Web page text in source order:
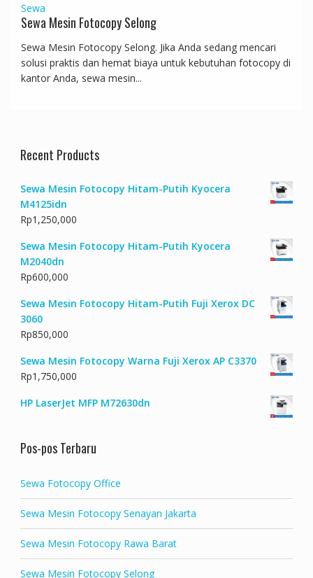
Sewa
Sewa Mesin Fotocopy Selong
Sewa Mesin Fotocopy Selong. Jika Anda sedang mencari
solusi praktis dan hemat biaya untuk kebutuhan fotocopy di
kantor Anda, sewa mesin...
Recent Products
Sewa Mesin Fotocopy Hitam-Putih Kyocera
M4125idn
Rp1,250,000
Sewa Mesin Fotocopy Hitam-Putih Kyocera
M2040dn
Rp600,000
Sewa Mesin Fotocopy Hitam-Putih Fuji Xerox DC
3060
Rp850,000
Sewa Mesin Fotocopy Warna Fuji Xerox AP C3370
Rp1,750,000
HP LaserJet MFP M72630dn
Pos-pos Terbaru
Sewa Fotocopy Office
Sewa Mesin Fotocopy Senayan Jakarta
Sewa Mesin Fotocopy Rawa Barat
Sewa Mesin Fotocopy Selong